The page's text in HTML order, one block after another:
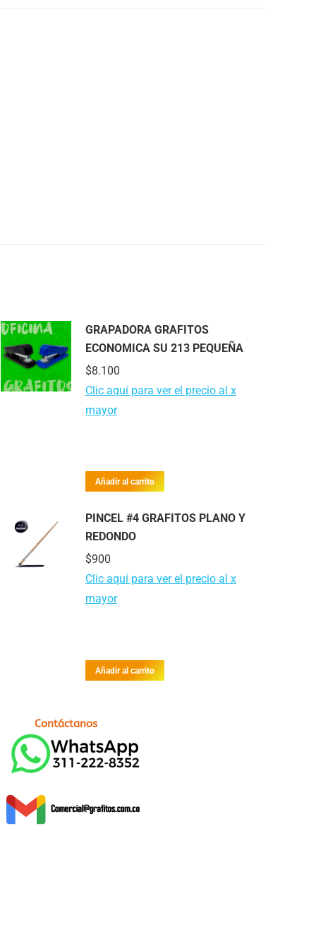
GRAPADORA GRAFITOS
ECONOMICA SU 213 PEQUEÑA
$8.100
Clic aquí para ver el precio al x
mayor
Añadir al carrito
PINCEL #4 GRAFITOS PLANO Y
REDONDO
$900
Clic aquí para ver el precio al x
mayor
Añadir al carrito
Contáctanos